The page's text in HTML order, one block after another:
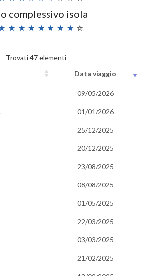
complessivo isola
Trovati 47 elementi
Data viaggio
09/05/2026
01/01/2026
25/12/2025
20/12/2025
23/08/2025
08/08/2025
01/05/2025
22/03/2025
03/03/2025
21/02/2025